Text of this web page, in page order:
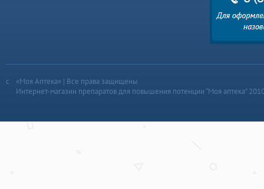
«Моя Аптека» | Все права защищены
Интернет-магазин препаратов для повышения потенции “Моя аптека”